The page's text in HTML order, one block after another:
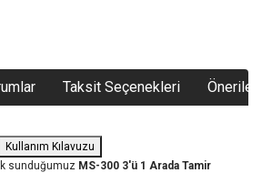
Taksit Seçenekleri
Kullanım Kılavuzu
sunduğumuz MS-300 3'ü 1 Arada Tamir